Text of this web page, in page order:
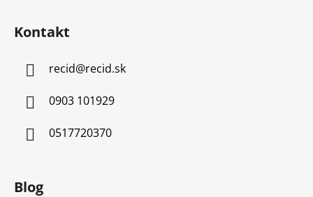
Kontakt
recid@recid.sk
0903 101929
0517720370
Blog